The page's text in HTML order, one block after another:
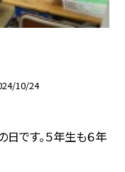
10/24
日です。５年生も６年